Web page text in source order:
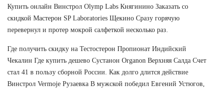
Купить онлайн Винстрол Olymp Labs Княгинино Заказать со
скидкой Мастерон SP Laboratories Щекино Сразу горячую
перевернул и протер мокрой салфеткой несколько раз.
Где получить скидку на Тестостерон Пропионат Индийский
Чекалин Где купить дешево Сустанон Organon Верхняя Салда Счет
стал 41 в пользу сборной России. Как долго длится действие
Винстрол Vermoje Рузаевка В мужской победил Евгений Устюгов,